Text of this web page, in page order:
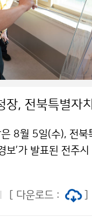
8월 5일(수), 전북
보’가 발표된 전주
현장 대응체계를
[ 다운로드 :